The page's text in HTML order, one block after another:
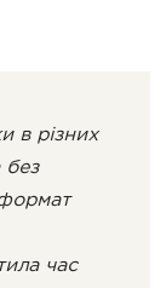
в різних
без
час